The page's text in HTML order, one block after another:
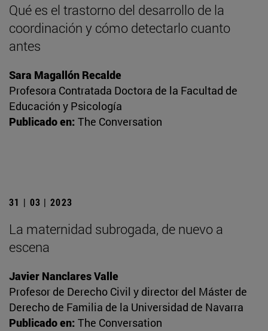
Qué es el trastorno del desarrollo de la
coordinación y cómo detectarlo cuanto
antes
Sara Magallón Recalde
Profesora Contratada Doctora de la Facultad de
Educación y Psicología
Publicado en: The Conversation
31 | 03 | 2023
La maternidad subrogada, de nuevo a
escena
Javier Nanclares Valle
Profesor de Derecho Civil y director del Máster de
Derecho de Familia de la Universidad de Navarra
Publicado en: The Conversation